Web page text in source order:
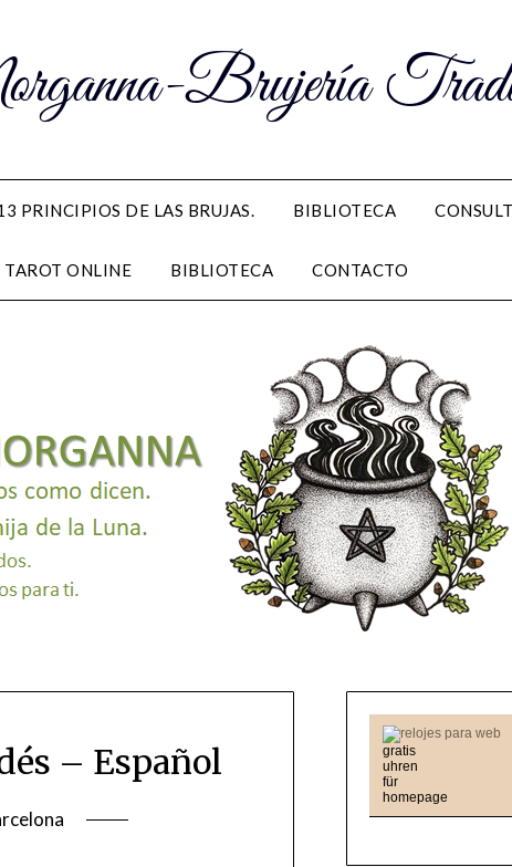
Brujería
PRINCIPIOS DE LAS BRUJAS. BIBLIOTECA
TAROT ONLINE BIBLIOTECA CONTACTO
– Español
relojes para web